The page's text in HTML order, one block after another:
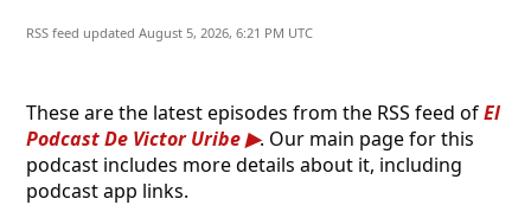
RSS feed updated August 5, 2026, 6:21 PM UTC
These are the latest episodes from the RSS feed ofEl
Podcast De Victor Uribe
. Our main page for this
podcast includes more details about it, including
podcast app links.